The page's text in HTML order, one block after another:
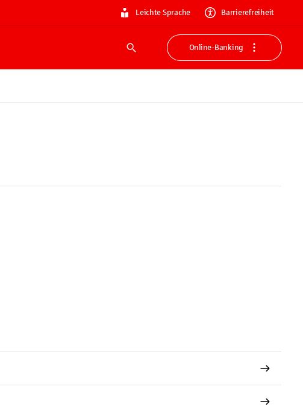
Leichte Sprache Barrierefreiheit
Suche
Online-Banking